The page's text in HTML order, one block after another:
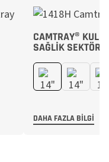
CAMTRAY®
SAĞLIK
DAHA FAZLA BILGI